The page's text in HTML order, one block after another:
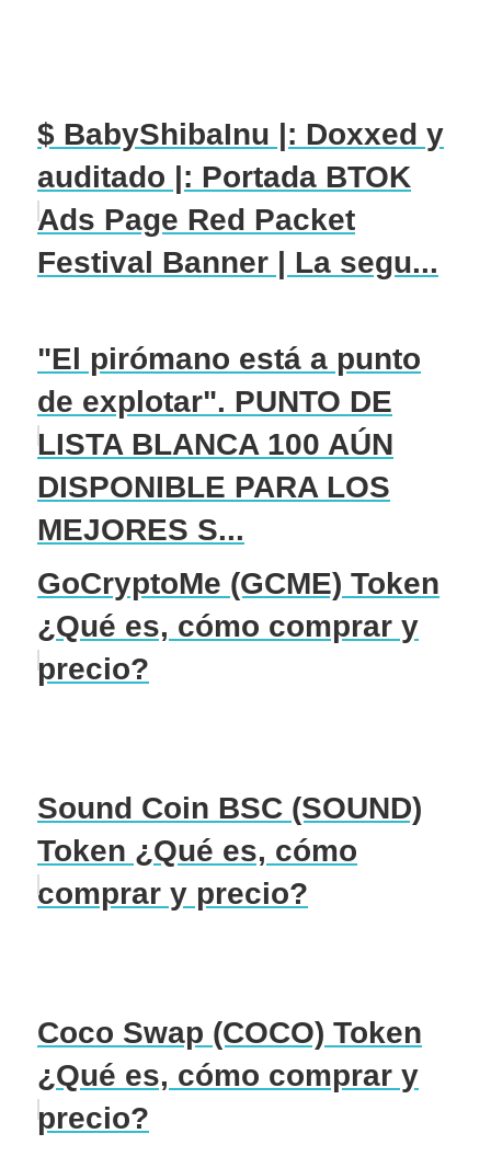
$ BabyShibaInu |: Doxxed y
auditado |: Portada BTOK
Ads Page Red Packet
Festival Banner | La segu...
"El pirómano está a punto
de explotar". PUNTO DE
LISTA BLANCA 100 AÚN
DISPONIBLE PARA LOS
MEJORES S...
GoCryptoMe (GCME) Token
¿Qué es, cómo comprar y
precio?
Sound Coin BSC (SOUND)
Token ¿Qué es, cómo
comprar y precio?
Coco Swap (COCO) Token
¿Qué es, cómo comprar y
precio?